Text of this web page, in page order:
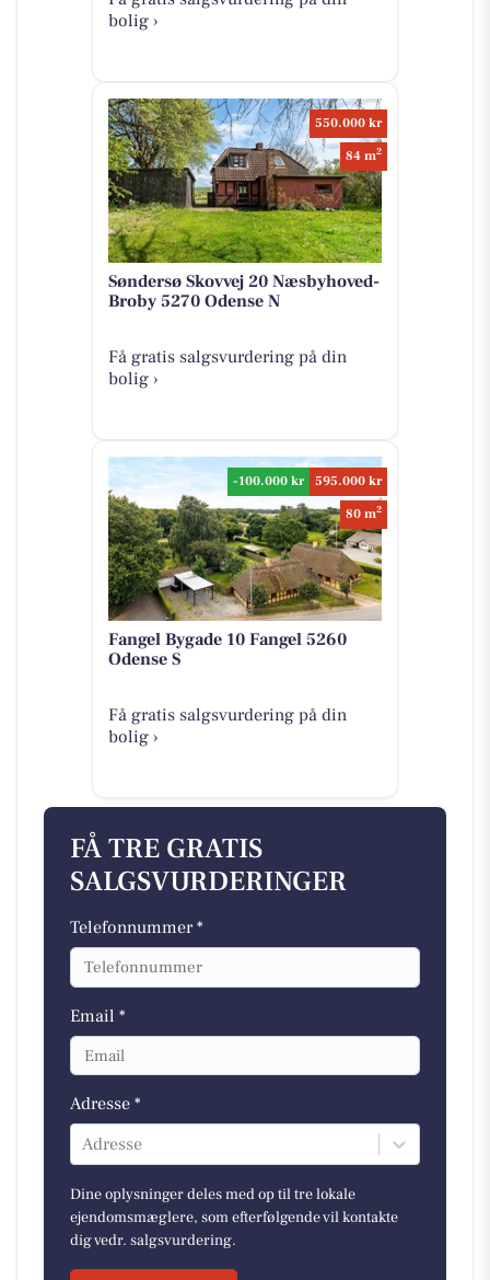
bolig ›
550.000 kr
84 m2
Søndersø Skovvej 20 Næsbyhoved-
Broby 5270 Odense N
Få gratis salgsvurdering på din
bolig ›
-100.000 kr
595.000 kr
80 m2
Fangel Bygade 10 Fangel 5260
Odense S
Få gratis salgsvurdering på din
bolig ›
FÅ TRE GRATIS
SALGSVURDERINGER
Telefonnummer *
Email *
Adresse *
Adresse
Dine oplysninger deles med op til tre lokale
ejendomsmæglere, som efterfølgende vil kontakte
dig vedr. salgsvurdering.